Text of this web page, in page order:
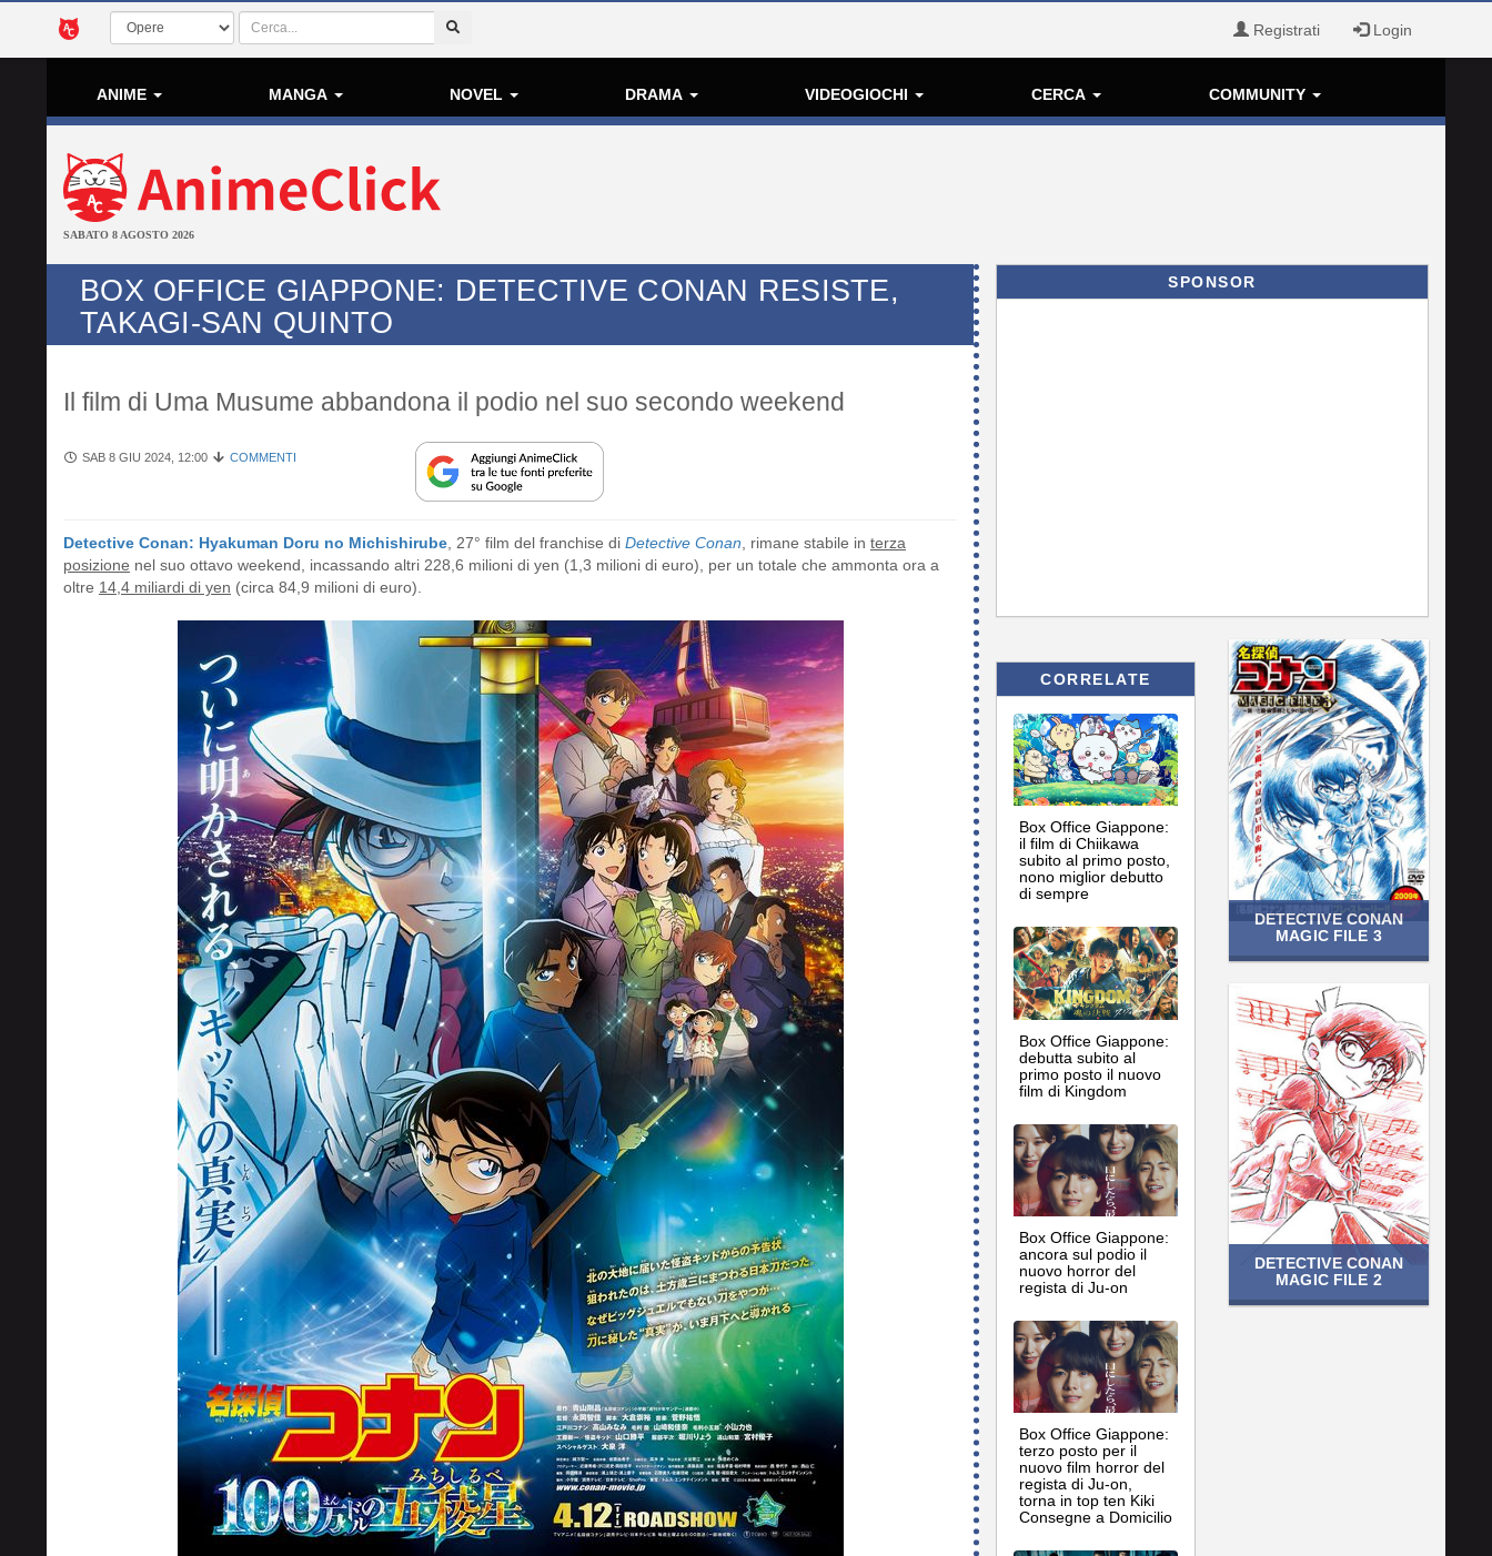
Registrati Login
ANIME MANGA NOVEL DRAMA VIDEOGIOCHI CERCA COMMUNITY
SABATO 8 AGOSTO 2026
BOX OFFICE GIAPPONE: DETECTIVE CONAN RESISTE,
TAKAGI-SAN QUINTO
Il film di Uma Musume abbandona il podio nel suo secondo weekend
SAB 8 GIU 2024, 12:00 COMMENTI
Detective Conan: Hyakuman Doru no Michishirube , 27° film del franchise di Detective Conan , rimane stabile in terza
posizione nel suo ottavo weekend, incassando altri 228,6 milioni di yen (1,3 milioni di euro), per un totale che ammonta ora a
oltre 14,4 miliardi di yen (circa 84,9 milioni di euro).
SPONSOR
CORRELATE
Box Office Giappone:
il film di Chiikawa
subito al primo posto,
nono miglior debutto
di sempre
Box Office Giappone:
debutta subito al
primo posto il nuovo
film di Kingdom
Box Office Giappone:
ancora sul podio il
nuovo horror del
regista di Ju-on
Box Office Giappone:
terzo posto per il
nuovo film horror del
regista di Ju-on,
torna in top ten Kiki
Consegne a Domicilio
DETECTIVE CONAN
MAGIC FILE 3
DETECTIVE CONAN
MAGIC FILE 2